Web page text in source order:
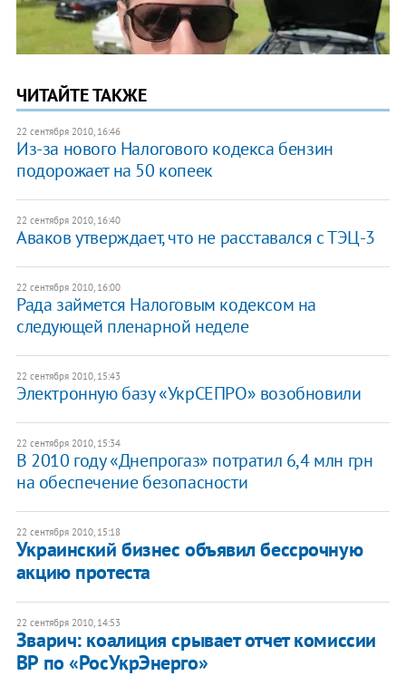
ЧИТАЙТЕ ТАКЖЕ
22 сентября 2010, 16:46
Из-за нового Налогового кодекса бензин
подорожает на 50 копеек
22 сентября 2010, 16:40
Аваков утверждает, что не расставался с ТЭЦ-3
22 сентября 2010, 16:00
Рада займется Налоговым кодексом на
следующей пленарной неделе
22 сентября 2010, 15:43
Электронную базу «УкрСЕПРО» возобновили
22 сентября 2010, 15:34
В 2010 году «Днепрогаз» потратил 6,4 млн грн
на обеспечение безопасности
22 сентября 2010, 15:18
Украинский бизнес объявил бессрочную
акцию протеста
22 сентября 2010, 14:53
Зварич: коалиция срывает отчет комиссии
ВР по «РосУкрЭнерго»